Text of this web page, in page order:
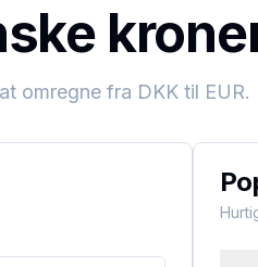
omregne fra DKK til EUR.